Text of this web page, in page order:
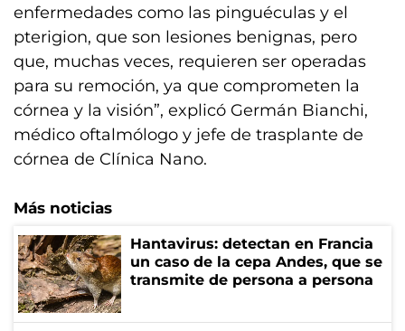
enfermedades como las pinguéculas y el
pterigion, que son lesiones benignas, pero
que, muchas veces, requieren ser operadas
para su remoción, ya que comprometen la
córnea y la visión”, explicó Germán Bianchi,
médico oftalmólogo y jefe de trasplante de
córnea de Clínica Nano.
Más noticias
Hantavirus: detectan en Francia
un caso de la cepa Andes, que se
transmite de persona a persona